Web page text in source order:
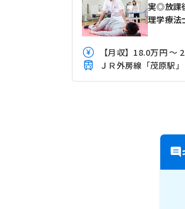
実◎放課
理学療法
【月収】18.0万円 ～
ＪＲ外房線「茂原駅